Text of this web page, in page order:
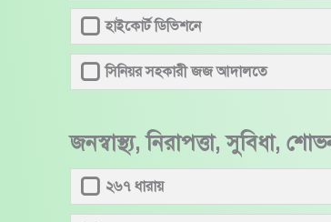
হাইকোর্ট ডিভিশনে
সিনিয়র সহকারী জজ আদালতে
জনস্বাস্থ্য, নিরাপত্তা, সুবিধা,
২৬৭ ধারায়